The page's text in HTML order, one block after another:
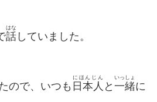
話
はな
していました。
ので、いつも 日本人
にほんじん
と 一緒
いっしょ
に